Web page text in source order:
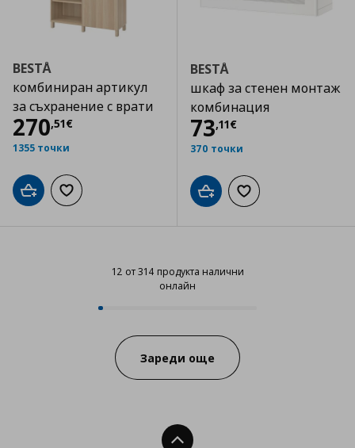
BESTÅ
комбиниран артикул
за съхранение с врати
270,51€
Цена
1355 точки
Добави в кошницата
Добави към списъка с любими
BESTÅ
шкаф за стенен монтаж
комбинация
73,11€
Цена
370 точки
Добави в кошницата
Добави към
12 от 314 продукта налични
онлайн
12 от 314 продукта налични
Progress:
Зареди още
Нагоре